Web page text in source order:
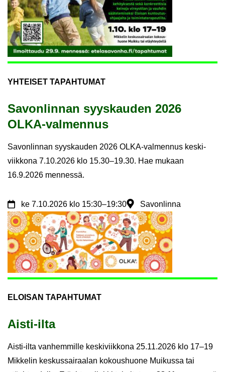
Sa­von­lin­nan syys­kau­den 2026
OLKA-​valmennus
YH­TEI­SET TA­PAH­TU­MAT
Sa­von­lin­nan syys­kau­den 2026 OLKA-​valmennus kes­ki­
viik­ko­na 7.10.2026 klo 15.30–19.30. Hae mu­kaan
16.9.2026 men­nes­sä.
ke 7.10.2026 klo 15:30–19:30 Savonlinna
Aisti-​ilta
ELOI­SAN TA­PAH­TU­MAT
Aisti-​ilta van­hem­mil­le kes­ki­viik­ko­na 25.11.2026 klo 17–19
Mik­ke­lin kes­kus­sai­raa­lan ko­kous­huo­ne Mui­kus­sa tai